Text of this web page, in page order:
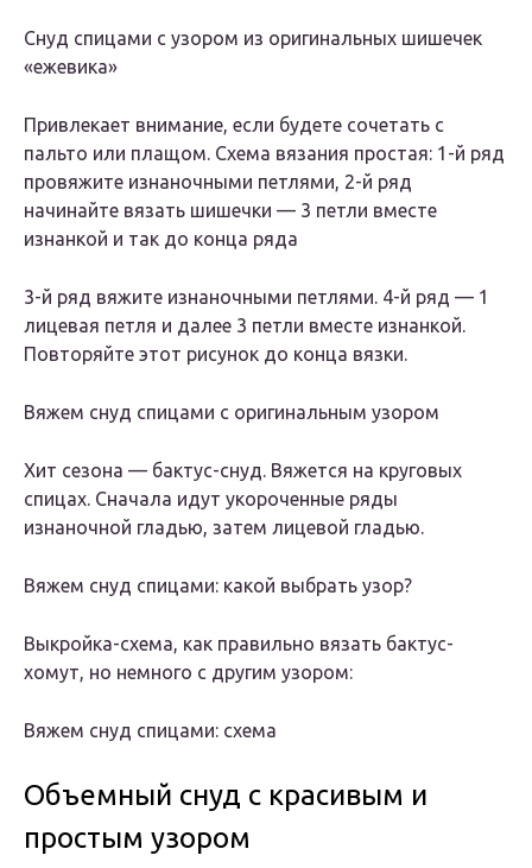
Снуд спицами с узором из оригинальных шишечек
«ежевика»
Привлекает внимание, если будете сочетать с
пальто или плащом. Схема вязания простая: 1-й ряд
провяжите изнаночными петлями, 2-й ряд
начинайте вязать шишечки — 3 петли вместе
изнанкой и так до конца ряда
3-й ряд вяжите изнаночными петлями. 4-й ряд — 1
лицевая петля и далее 3 петли вместе изнанкой.
Повторяйте этот рисунок до конца вязки.
Вяжем снуд спицами с оригинальным узором
Хит сезона — бактус-снуд. Вяжется на круговых
спицах. Сначала идут укороченные ряды
изнаночной гладью, затем лицевой гладью.
Вяжем снуд спицами: какой выбрать узор?
Выкройка-схема, как правильно вязать бактус-
хомут, но немного с другим узором:
Вяжем снуд спицами: схема
Объемный снуд с красивым и
простым узором